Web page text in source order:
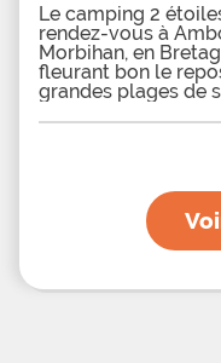
Le camping 2
rendez-vous à
Morbihan, en
fleurant bon le
grandes plages de
vous pourrez
mobil-homes avec
ou non de
couverte ou semi-
intégré. Vous
avec vos camping-
le le camping